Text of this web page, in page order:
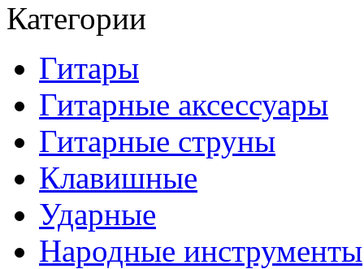
Категории
Гитары
Гитарные аксессуары
Гитарные струны
Клавишные
Ударные
Народные инструменты